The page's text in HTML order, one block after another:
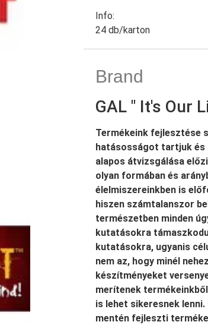
Info:
24 db/karton
Brand
GAL " It's Our
Termékeink fejlesztése
hatásosságot tartjuk és
alapos átvizsgálása
olyan formában és
élelmiszereinkben is
hiszen számtalanszor
természetben minden
kutatásokra
kutatásokra, ugyanis
nem az, hogy minél
készítményeket
merítenek
is lehet sikeresnek
mentén fejleszti